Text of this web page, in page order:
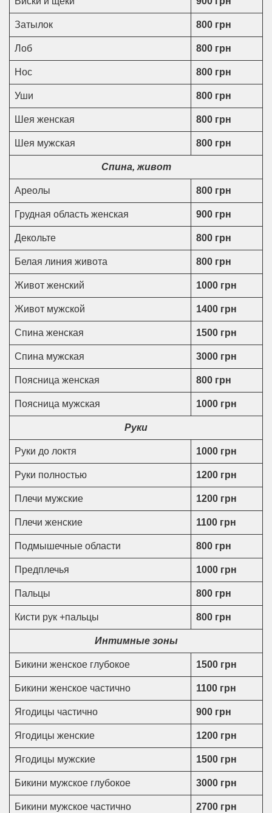
Затылок 800 грн
Лоб 800 грн
Нос 800 грн
Уши 800 грн
Шея женская 800 грн
Шея мужская 800 грн
Спина, живот
Ареолы 800 грн
Грудная область женская 900 грн
Декольте 800 грн
Белая линия живота 800 грн
Живот женский 1000 грн
Живот мужской 1400 грн
Спина женская 1500 грн
Спина мужская 3000 грн
Поясница женская 800 грн
Поясница мужская 1000 грн
Руки
Руки до локтя 1000 грн
Руки полностью 1200 грн
Плечи мужские 1200 грн
Плечи женские 1100 грн
Подмышечные области 800 грн
Предплечья 1000 грн
Пальцы 800 грн
Кисти рук +пальцы 800 грн
Интимные зоны
Бикини женское глубокое 1500 грн
Бикини женское частично 1100 грн
Ягодицы частично 900 грн
Ягодицы женские 1200 грн
Ягодицы мужские 1500 грн
Бикини мужское глубокое 3000 грн
Бикини мужское частично 2700 грн